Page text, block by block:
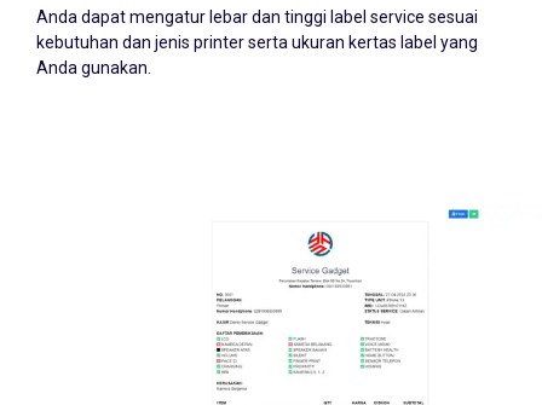
kebutuhan dan jenis printer serta ukuran kertas label yang
Anda gunakan.